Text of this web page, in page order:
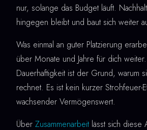
nur, solange das Budget läuft.
hingegen bleibt und baut sich weiter
Was einmal an guter Platzierung
über Monate und Jahre für dich
Dauerhaftigkeit ist der Grund, warum
rechnet. Es ist kein kurzer Strohfeuer-
wachsender Vermögenswert.
Über Zusammenarbeit lässt sich diese